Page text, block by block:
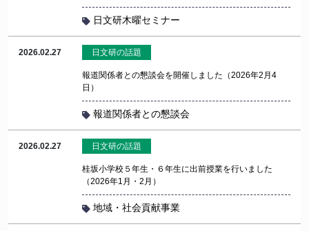
日文研木曜セミナー
2026.02.27 日文研の話題
報道関係者との懇談会を開催しました（2026年2月4
日）
報道関係者との懇談会
2026.02.27 日文研の話題
桂坂小学校５年生・６年生に出前授業を行いました
（2026年1月・2月）
地域・社会貢献事業